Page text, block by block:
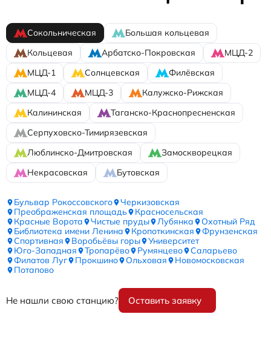
Сокольническая
Большая кольцевая
Кольцевая
Арбатско-Покровская
МЦД-2
МЦД-1
Солнцевская
Филёвская
МЦД-4
МЦД-3
Калужско-Рижская
Калининская
Таганско-Краснопресненская
Серпуховско-Тимирязевская
Люблинско-Дмитровская
Замоскворецкая
Некрасовская
Бутовская
Бульвар Рокоссовского
Черкизовская
Преображенская площадь
Красносельская
Красные Ворота
Чистые пруды Лубянка
Охотный Ряд
Библиотека имени Ленина
Кропоткинская
Фрунзенская
Спортивная
Воробьёвы горы
Университет
Юго-Западная
Тропарёво Румянцево
Саларьево
Филатов Луг
Прокшино Ольховая
Новомосковская
Потапово
Не нашли свою станцию? Оставить заявку